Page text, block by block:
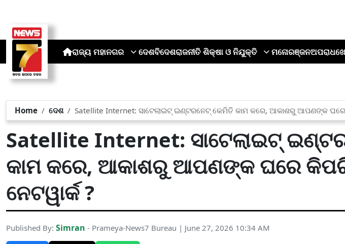
ରାଜ୍ୟ ମହାନଗର ଦେଶବିଦେଶରାଜନୀତି ଶିକ୍ଷା ଓ ନିଯୁକ୍ତି ମନୋରଞ୍ଜନଅପରାଧ
Home ଦେଶ Satellite Internet: ସାଟେଲାଇଟ୍ ଇଣ୍ଟରନେଟ୍ କେମିତି କାମ କରେ, ଆକାଶରୁ ଆପଣଙ୍କ ଘରେ
Satellite Internet: ସାଟେଲାଇଟ୍
କାମ କରେ, ଆକାଶରୁ ଆପଣଙ୍କ ଘରେ
ନେଟୱାର୍କ ?
Published By: Simran - Prameya-News7 Bureau | June 27, 2026 10:34 AM